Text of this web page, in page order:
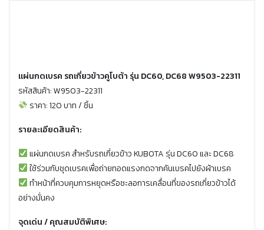
แผ่นกดเบรค รถเกี่ยวข้าวคูโบต้า รุ่น DC60, DC68 W9503-22311
รหัสสินค้า: W9503-22311
ราคา: 120 บาท / ชิ้น
รายละเอียดสินค้า:
แผ่นกดเบรค สำหรับรถเกี่ยวข้าว KUBOTA รุ่น DC60 และ DC68
ใช้ร่วมกับชุดเบรคเพื่อถ่ายทอดแรงกดจากคันเบรคไปยังผ้าเบรค
ทำหน้าที่ควบคุมการหยุดหรือชะลอการเคลื่อนที่ของรถเกี่ยวข้าวได้
อย่างมั่นคง
จุดเด่น / คุณสมบัติพิเศษ: